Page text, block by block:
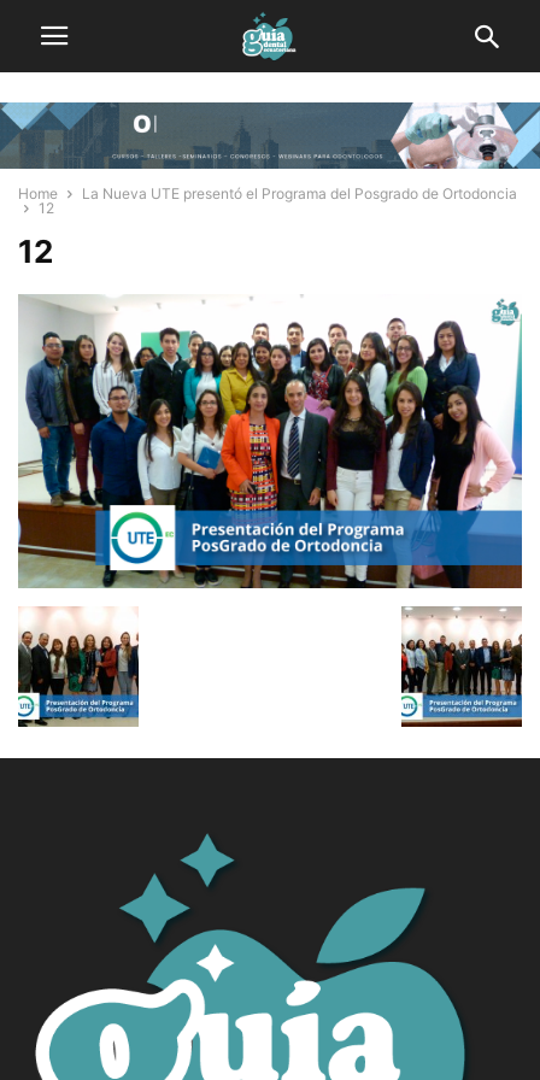
Home
La Nueva UTE presentó el Programa del Posgrado de Ortodoncia
12
12